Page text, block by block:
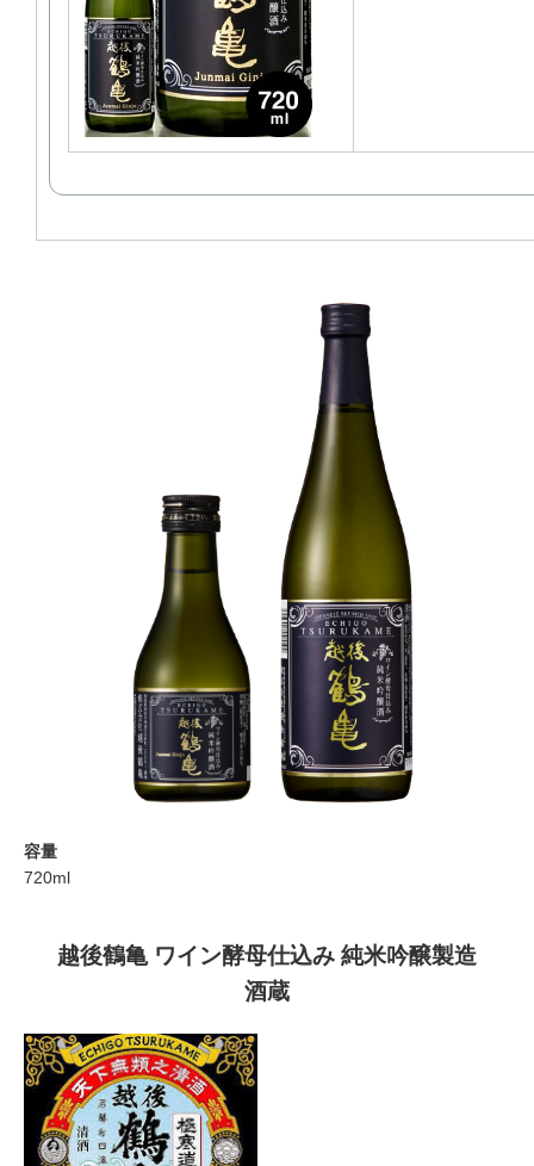
容量
720ml
越後鶴亀 ワイン酵母仕込み 純米吟醸製造
酒蔵